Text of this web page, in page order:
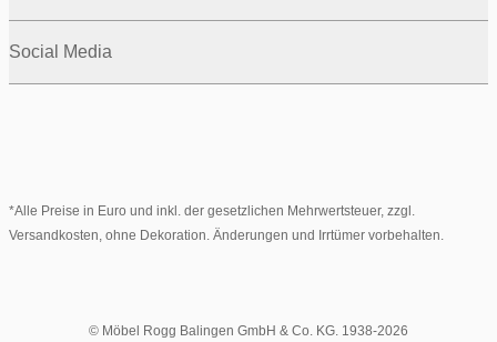
Social Media
*Alle Preise in Euro und inkl. der gesetzlichen Mehrwertsteuer, zzgl.
Versandkosten, ohne Dekoration. Änderungen und Irrtümer vorbehalten.
© Möbel Rogg Balingen GmbH & Co. KG. 1938-2026